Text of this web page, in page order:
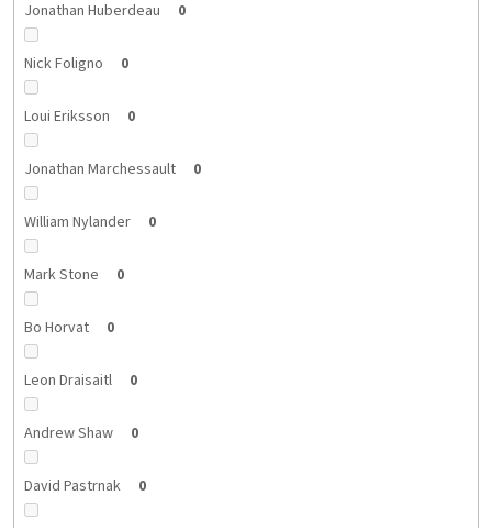
Jonathan Huberdeau 0
Nick Foligno 0
Loui Eriksson 0
Jonathan Marchessault 0
William Nylander 0
Mark Stone 0
Bo Horvat 0
Leon Draisaitl 0
Andrew Shaw 0
David Pastrnak 0